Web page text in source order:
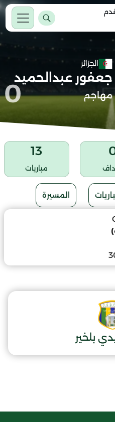
الجزائر
جعفور عبدالحميد
مهاجم 0
13
مباريات
المسيرة
بلخير